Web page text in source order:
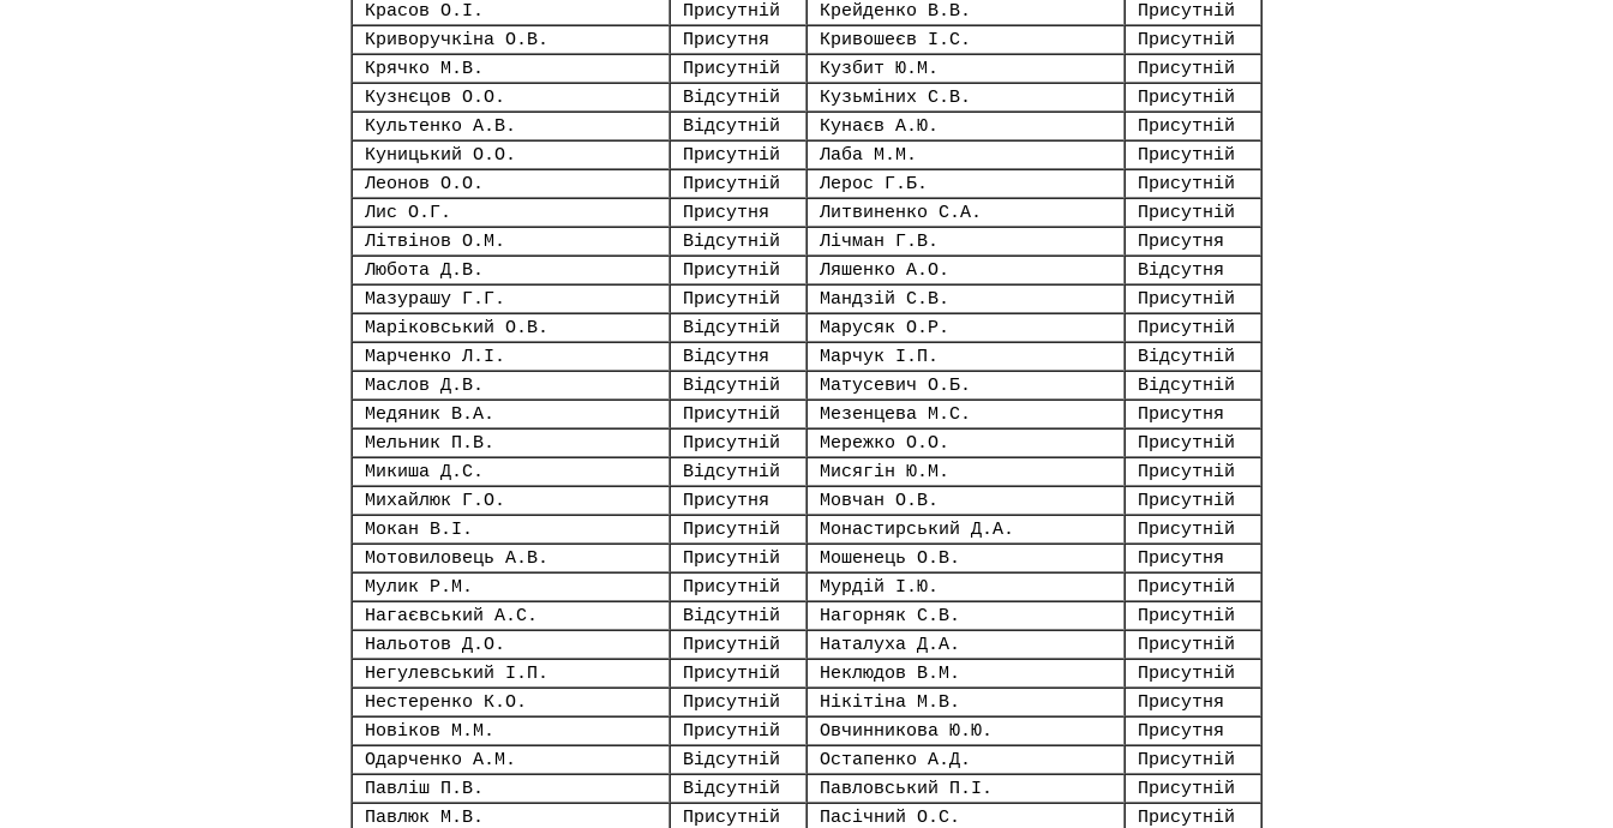
Красов О.І.
Присутній Крейденко В.В.
Присутній
Криворучкіна О.В.
Присутня Кривошеєв І.С.
Присутній
Крячко М.В.
Присутній Кузбит Ю.М.
Присутній
Кузнєцов О.О.
Відсутній Кузьміних С.В.
Присутній
Культенко А.В.
Відсутній Кунаєв А.Ю.
Присутній
Куницький О.О.
Присутній Лаба М.М.
Присутній
Леонов О.О.
Присутній Лерос Г.Б.
Присутній
Лис О.Г.
Присутня Литвиненко С.А.
Присутній
Літвінов О.М.
Відсутній Лічман Г.В.
Присутня
Любота Д.В.
Присутній Ляшенко А.О.
Відсутня
Мазурашу Г.Г.
Присутній Мандзій С.В.
Присутній
Маріковський О.В.
Відсутній Марусяк О.Р.
Присутній
Марченко Л.І.
Відсутня Марчук І.П.
Відсутній
Маслов Д.В.
Відсутній Матусевич О.Б.
Відсутній
Медяник В.А.
Присутній Мезенцева М.С.
Присутня
Мельник П.В.
Присутній Мережко О.О.
Присутній
Микиша Д.С.
Відсутній Мисягін Ю.М.
Присутній
Михайлюк Г.О.
Присутня Мовчан О.В.
Присутній
Мокан В.І.
Присутній Монастирський Д.А.
Присутній
Мотовиловець А.В.
Присутній Мошенець О.В.
Присутня
Мулик Р.М.
Присутній Мурдій І.Ю.
Присутній
Нагаєвський А.С.
Відсутній Нагорняк С.В.
Присутній
Нальотов Д.О.
Присутній Наталуха Д.А.
Присутній
Негулевський І.П.
Присутній Неклюдов В.М.
Присутній
Нестеренко К.О.
Присутній Нікітіна М.В.
Присутня
Новіков М.М.
Присутній Овчинникова Ю.Ю.
Присутня
Одарченко А.М.
Відсутній Остапенко А.Д.
Присутній
Павліш П.В.
Відсутній Павловський П.І.
Присутній
Павлюк М.В.
Присутній Пасічний О.С.
Присутній